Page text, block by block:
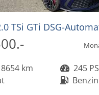
TSi GTi DSG-
km
245
Benzin